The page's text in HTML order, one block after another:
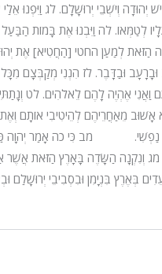
וְיֹשְׁבֵי יְרוּשָׁלָ͏ִם. לג וַיִּפְנוּ
לְטַמְּאוֹ. לה וַיִּבְנוּ אֶת בָּמוֹת
הַזֹּאת לְמַעַן החטי [הַחֲטִיא]
וּבַדָּבֶר. לז הִנְנִי מְקַבְּצָם
אֶהְיֶה לָהֶם לֵאלֹהִים. לט
מֵאַחֲרֵיהֶם לְהֵיטִיבִי אוֹתָם
נַפְשִׁי. מב כִּי כֹה אָמַר יְהוָה
וְנִקְנָה הַשָּׂדֶה בָּאָרֶץ הַזֹּאת
בְּאֶרֶץ בִּנְיָמִן וּבִסְבִיבֵי יְרוּשָׁלַ͏ִם